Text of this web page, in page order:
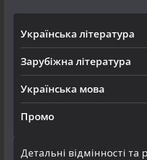
Українська література
Зарубіжна література
Українська мова
Промо
Детальні відмінності та